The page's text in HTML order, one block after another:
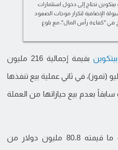
بيتكوين تحتاج إلى دخول استثمارات
من السيولة الإضافية لتكرار موجات الصعود
في "كفاءة رأس المال"، مع بلوغ
بيتكوين بقيمة إجمالية 216 مليون
بين 29 يونيو (حزيران) و5 يوليو (تموز)، في ثاني عملية بيع تنفذها
بعدم بيع حيازاتها من العملة
وبحسب الإفصاح، باعت الشركة ما قيمته 80.8 مليون دولار من